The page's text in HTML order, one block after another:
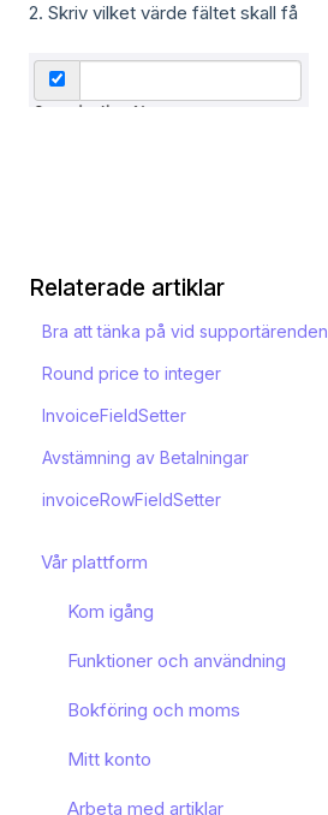
2. Skriv vilket värde fältet skall få
Relaterade artiklar
Bra att tänka på vid supportärenden
Round price to integer
InvoiceFieldSetter
Avstämning av Betalningar
invoiceRowFieldSetter
Vår plattform
Kom igång
Funktioner och användning
Bokföring och moms
Mitt konto
Arbeta med artiklar